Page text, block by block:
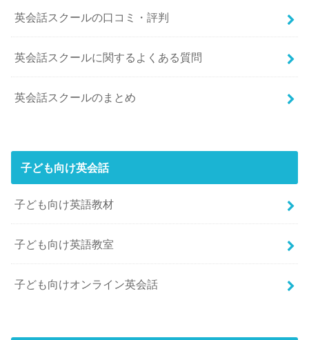
英会話スクールの口コミ・評判
英会話スクールに関するよくある質問
英会話スクールのまとめ
子ども向け英会話
子ども向け英語教材
子ども向け英語教室
子ども向けオンライン英会話